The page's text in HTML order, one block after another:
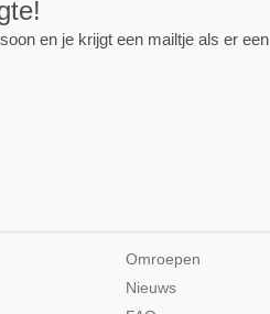
en je krijgt een mailtje als er een
Omroepen
Nieuws